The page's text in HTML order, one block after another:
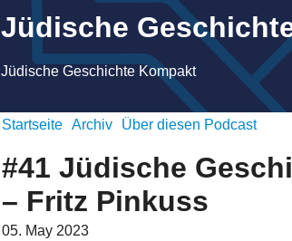
Jüdische
Jüdische Geschichte Kompakt
Startseite Archiv Über diesen Podcast
#41 Jüdische
– Fritz Pinkuss
05. May 2023